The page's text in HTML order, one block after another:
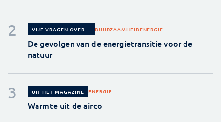
VIJF VRAGEN OVER... DUURZAAMHEIDENERGIE
De gevolgen van de energietransitie voor de
natuur
UIT HET MAGAZINE ENERGIE
Warmte uit de airco